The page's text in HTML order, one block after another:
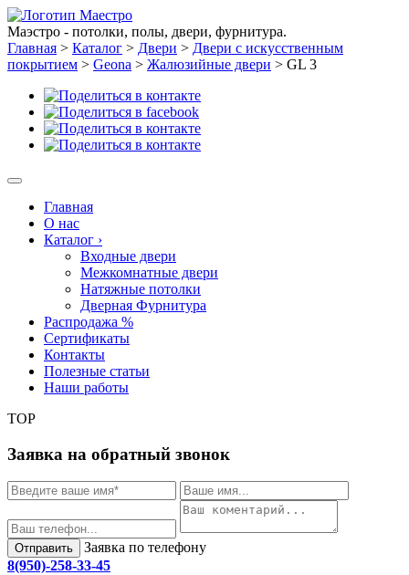
Маэстро - потолки, полы, двери, фурнитура.
Главная > Каталог > Двери > Двери с искусственным
покрытием > Geona > Жалюзийные двери > GL 3
Главная
О нас
Каталог ›
Входные двери
Межкомнатные двери
Натяжные потолки
Дверная Фурнитура
Распродажа %
Сертификаты
Контакты
Полезные статьи
Наши работы
TOP
Заявка на обратный звонок
Отправить
Заявка по телефону
8(950)-258-33-45